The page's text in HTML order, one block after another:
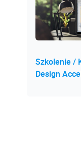
Szkolenie /
Design
modelu